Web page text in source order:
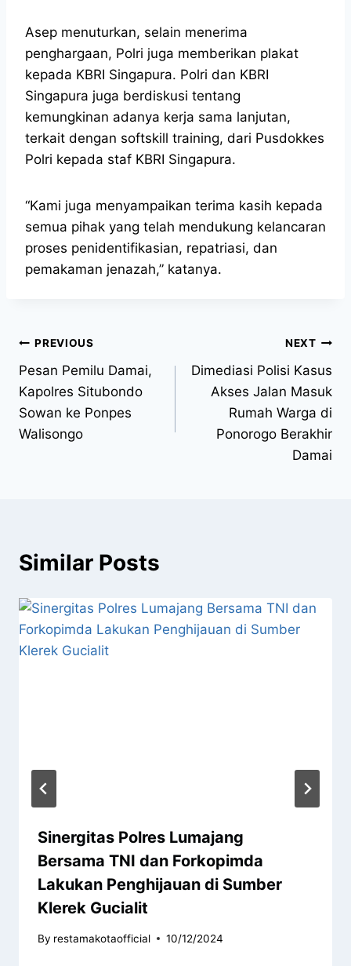
Asep menuturkan, selain menerima
penghargaan, Polri juga memberikan plakat
kepada KBRI Singapura. Polri dan KBRI
Singapura juga berdiskusi tentang
kemungkinan adanya kerja sama lanjutan,
terkait dengan softskill training, dari Pusdokkes
Polri kepada staf KBRI Singapura.
“Kami juga menyampaikan terima kasih kepada
semua pihak yang telah mendukung kelancaran
proses penidentifikasian, repatriasi, dan
pemakaman jenazah,” katanya.
PREVIOUS
Pesan Pemilu Damai,
Kapolres Situbondo
Sowan ke Ponpes
Walisongo
NEXT
Dimediasi Polisi Kasus
Akses Jalan Masuk
Rumah Warga di
Ponorogo Berakhir
Damai
Similar Posts
Sinergitas Polres Lumajang
Bersama TNI dan Forkopimda
Lakukan Penghijauan di Sumber
Klerek Gucialit
By restamakotaofficial 10/12/2024